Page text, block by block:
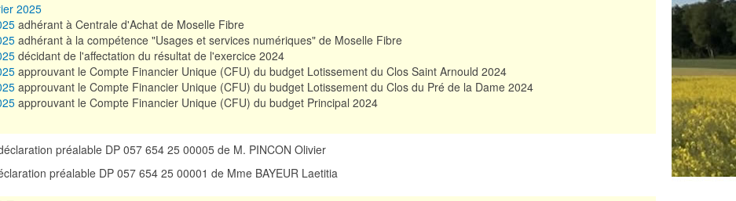
2025
adhérant à Centrale d'Achat de Moselle Fibre
adhérant à la compétence "Usages et services numériques" de Moselle Fibre
décidant de l'affectation du résultat de l'exercice 2024
approuvant le Compte Financier Unique (CFU) du budget Lotissement du Clos Saint Arnould 2024
approuvant le Compte Financier Unique (CFU) du budget Lotissement du Clos du Pré de la Dame 2024
approuvant le Compte Financier Unique (CFU) du budget Principal 2024
préalable DP 057 654 25 00005 de M. PINCON Olivier
préalable DP 057 654 25 00001 de Mme BAYEUR Laetitia